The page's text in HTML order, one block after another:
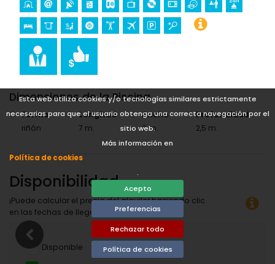
Esta web utiliza cookies y/o tecnologías similares estrictamente
necesarias para que el usuario obtenga una correcta navegación por el
sitio web.
Más información en
Política de cookies
.
Acepto
Preferencias
Rechazar todo
Política de cookies
Dimensiones de la Piscina
Forma:
riñón
Longitud:
7 m.
Ancho:
3 m.
Profundidad:
2,5 m.
Disponibilidad
¡Puede calcular el precio del alquiler haciendo clic
en las fechas de llegada y salida deseadas!
Disponible